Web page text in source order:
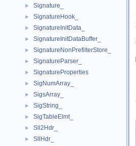
► Signature_
► SignatureHook_
► SignatureInitData_
► SignatureInitDataBuffer_
► SignatureNonPrefilterStore_
► SignatureParser_
► SignatureProperties
► SigNumArray_
► SigsArray_
► SigString_
► SigTableElmt_
► Sll2Hdr_
► SllHdr_